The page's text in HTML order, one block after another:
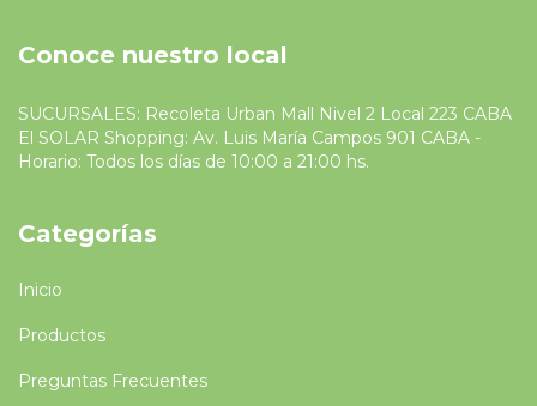
Conoce nuestro local
SUCURSALES: Recoleta Urban Mall Nivel 2 Local 223 CABA
El SOLAR Shopping: Av. Luis María Campos 901 CABA -
Horario: Todos los días de 10:00 a 21:00 hs.
Categorías
Inicio
Productos
Preguntas Frecuentes